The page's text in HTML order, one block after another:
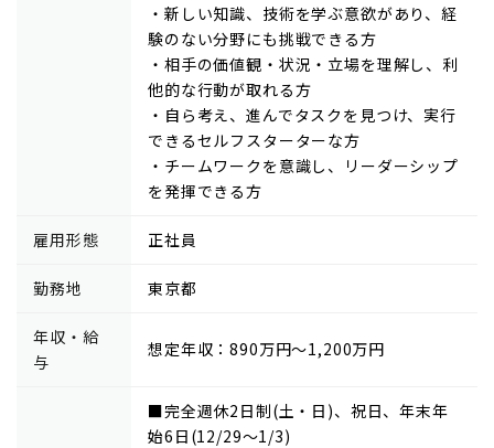
・新しい知識、技術を学ぶ意欲があり、経
験のない分野にも挑戦できる方
・相手の価値観・状況・立場を理解し、利
他的な行動が取れる方
・自ら考え、進んでタスクを見つけ、実行
できるセルフスターターな方
・チームワークを意識し、リーダーシップ
を発揮できる方
雇用形態 正社員
勤務地 東京都
年収・給
与
想定年収：890万円～1,200万円
■完全週休2日制(土・日)、祝日、年末年
始6日(12/29～1/3)